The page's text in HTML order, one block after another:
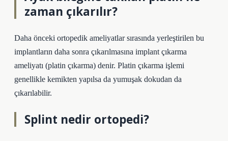
zaman çıkarılır?
Daha önceki ortopedik ameliyatlar sırasında yerleştirilen bu
implantların daha sonra çıkarılmasına implant çıkarma
ameliyatı (platin çıkarma) denir. Platin çıkarma işlemi
genellikle kemikten yapılsa da yumuşak dokudan da
çıkarılabilir.
Splint nedir ortopedi?